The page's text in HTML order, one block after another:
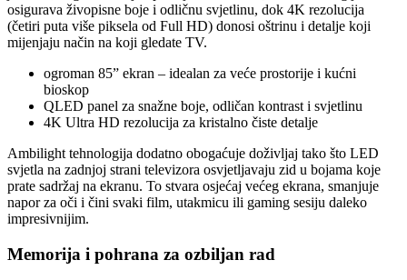
osigurava živopisne boje i odličnu svjetlinu, dok 4K rezolucija
(četiri puta više piksela od Full HD) donosi oštrinu i detalje koji
mijenjaju način na koji gledate TV.
ogroman 85” ekran – idealan za veće prostorije i kućni
bioskop
QLED panel za snažne boje, odličan kontrast i svjetlinu
4K Ultra HD rezolucija za kristalno čiste detalje
Ambilight tehnologija dodatno obogaćuje doživljaj tako što LED
svjetla na zadnjoj strani televizora osvjetljavaju zid u bojama koje
prate sadržaj na ekranu. To stvara osjećaj većeg ekrana, smanjuje
napor za oči i čini svaki film, utakmicu ili gaming sesiju daleko
impresivnijim.
Memorija i pohrana za ozbiljan rad